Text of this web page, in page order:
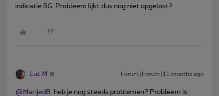
indicatie 5G. Probleem lijkt dus nog niet opgelost?
Luc.M Forum|Forum|11 months ago
@MarijedB heb je nog steeds problemen? Probleem is